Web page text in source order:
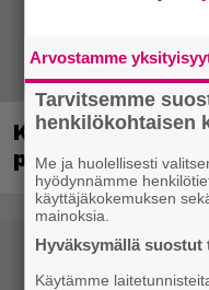
Kerron nyt, miksi
paras ja tärkein
Arvostamme
Tarvitsemme
henkilökohtaisen
Me ja huolellisesti
hyödynnämme
käyttäjäkokemuksen
mainoksia.
Hyväksymällä
Käytämme